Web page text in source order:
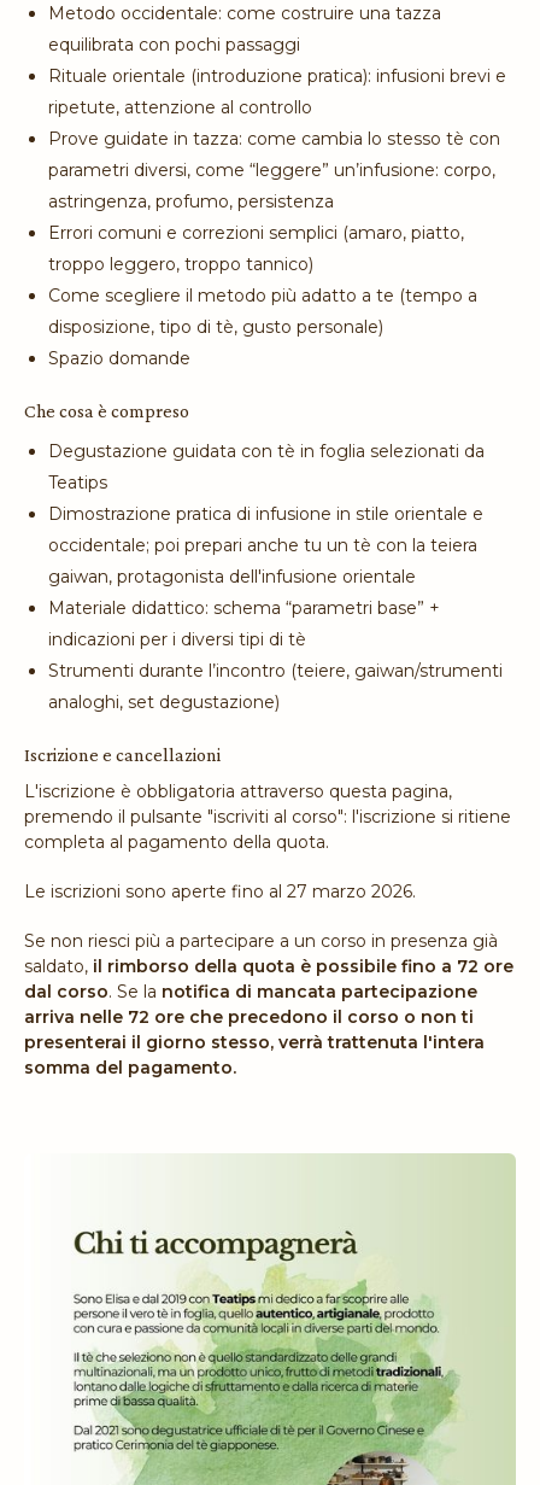
Metodo occidentale: come costruire una tazza
equilibrata con pochi passaggi
Rituale orientale (introduzione pratica): infusioni brevi e
ripetute, attenzione al controllo
Prove guidate in tazza: come cambia lo stesso tè con
parametri diversi, come “leggere” un’infusione: corpo,
astringenza, profumo, persistenza
Errori comuni e correzioni semplici (amaro, piatto,
troppo leggero, troppo tannico)
Come scegliere il metodo più adatto a te (tempo a
disposizione, tipo di tè, gusto personale)
Spazio domande
Che cosa è compreso
Degustazione guidata con tè in foglia selezionati da
Teatips
Dimostrazione pratica di infusione in stile orientale e
occidentale; poi prepari anche tu un tè con la teiera
gaiwan, protagonista dell'infusione orientale
Materiale didattico: schema “parametri base” +
indicazioni per i diversi tipi di tè
Strumenti durante l’incontro (teiere, gaiwan/strumenti
analoghi, set degustazione)
Iscrizione e cancellazioni
L'iscrizione è obbligatoria attraverso questa pagina,
premendo il pulsante "iscriviti al corso": l'iscrizione si ritiene
completa al pagamento della quota.
Le iscrizioni sono aperte fino al 27 marzo 2026.
Se non riesci più a partecipare a un corso in presenza già
saldato, il rimborso della quota è possibile fino a 72 ore
dal corso. Se la notifica di mancata partecipazione
arriva nelle 72 ore che precedono il corso o non ti
presenterai il giorno stesso, verrà trattenuta l'intera
somma del pagamento.